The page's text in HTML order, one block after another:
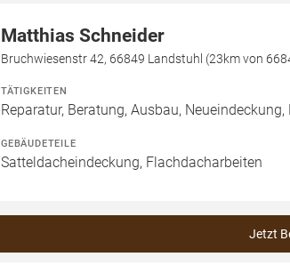
Matthias Schneider
Bruchwiesenstr 42, 66849 Landstuhl (23km von
TÄTIGKEITEN
Reparatur, Beratung, Ausbau,
GEBÄUDETEILE
Satteldacheindeckung, Flachdacharbeiten
Jetzt